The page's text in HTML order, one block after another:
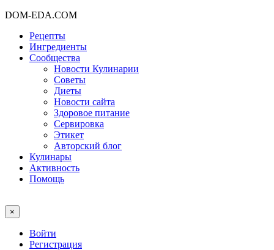
DOM-EDA.COM
Рецепты
Ингредиенты
Сообщества
Новости Кулинарии
Советы
Диеты
Новости сайта
Здоровое питание
Сервировка
Этикет
Авторский блог
Кулинары
Активность
Помощь
×
Войти
Регистрация